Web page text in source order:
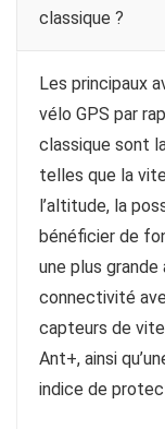
classique ?
Les principaux
vélo GPS par
classique sont
telles que la
l’altitude, la
bénéficier de
une plus
connectivité
capteurs de
Ant+, ainsi
indice de